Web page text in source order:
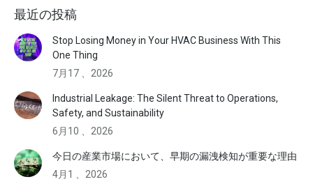
最近の投稿
Stop Losing Money in Your HVAC Business With This
One Thing
7月17 、2026
Industrial Leakage: The Silent Threat to Operations,
Safety, and Sustainability
6月10 、2026
今日の産業市場において、早期の漏洩検知が重要な理由
4月1 、2026